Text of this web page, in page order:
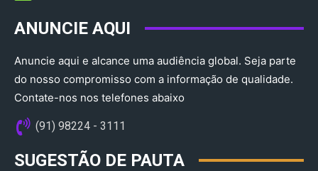
ANUNCIE AQUI
Anuncie aqui e alcance uma audiência global. Seja parte
do nosso compromisso com a informação de qualidade.
Contate-nos nos telefones abaixo
(91) 98224 - 3111
SUGESTÃO DE PAUTA